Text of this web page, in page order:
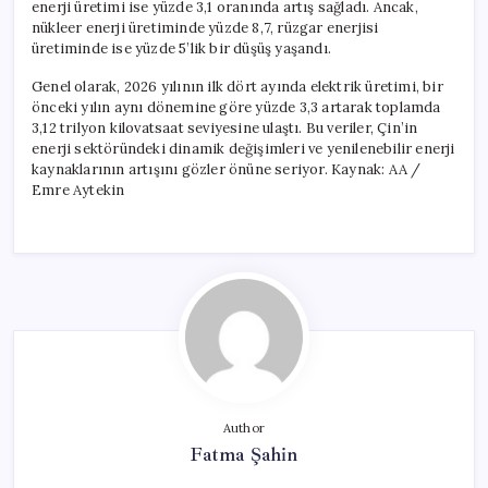
enerji üretimi ise yüzde 3,1 oranında artış sağladı. Ancak,
nükleer enerji üretiminde yüzde 8,7, rüzgar enerjisi
üretiminde ise yüzde 5’lik bir düşüş yaşandı.
Genel olarak, 2026 yılının ilk dört ayında elektrik üretimi, bir
önceki yılın aynı dönemine göre yüzde 3,3 artarak toplamda
3,12 trilyon kilovatsaat seviyesine ulaştı. Bu veriler, Çin’in
enerji sektöründeki dinamik değişimleri ve yenilenebilir enerji
kaynaklarının artışını gözler önüne seriyor. Kaynak: AA /
Emre Aytekin
Author
Fatma Şahin